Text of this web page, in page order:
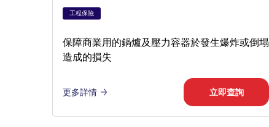
工程保險
保障商業用的鍋爐及壓力容器於發生爆炸或倒塌
造成的損失
更多詳情 立即查詢